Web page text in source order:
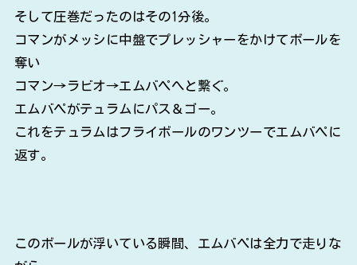
そして圧巻だったのはその1分後。
コマンがメッシに中盤でプレッシャーをかけてボールを
奪い
コマン→ラビオ→エムバペへと繋ぐ。
エムバペがテュラムにパス＆ゴー。
これをテュラムはフライボールのワンツーでエムバペに
返す。
このボールが浮いている瞬間、エムバペは全力で走りな